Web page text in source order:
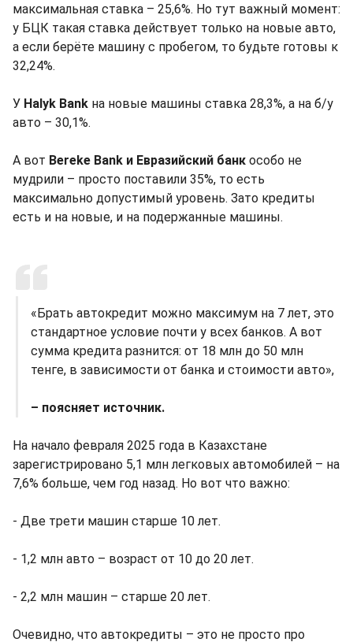
максимальная ставка – 25,6%. Но тут важный момент:
у БЦК такая ставка действует только на новые авто,
а если берёте машину с пробегом, то будьте готовы к
32,24%.
У Halyk Bank на новые машины ставка 28,3%, а на б/у
авто – 30,1%.
А вот Bereke Bank и Евразийский банк особо не
мудрили – просто поставили 35%, то есть
максимально допустимый уровень. Зато кредиты
есть и на новые, и на подержанные машины.
«Брать автокредит можно максимум на 7 лет, это
стандартное условие почти у всех банков. А вот
сумма кредита разнится: от 18 млн до 50 млн
тенге, в зависимости от банка и стоимости авто»,
– поясняет источник.
На начало февраля 2025 года в Казахстане
зарегистрировано 5,1 млн легковых автомобилей – на
7,6% больше, чем год назад. Но вот что важно:
- Две трети машин старше 10 лет.
- 1,2 млн авто – возраст от 10 до 20 лет.
- 2,2 млн машин – старше 20 лет.
Очевидно, что автокредиты – это не просто про